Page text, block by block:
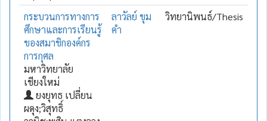
กระบวนการทางการ
ศึกษาและการเรียนรู้
ของสมาชิกองค์กร
การกุศล
มหาวิทยาลัย
เชียงใหม่
ยงยุทธ เปลี่ยน
ผดุง;วิสุทธิ์
ลาวัลย์ ขุม
คำ
วิทยานิพนธ์/Thesis